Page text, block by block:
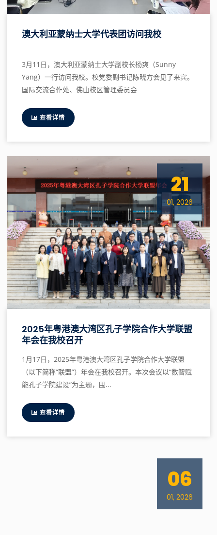
澳大利亚蒙纳士大学代表团访问我校
3月11日，澳大利亚蒙纳士大学副校长杨爽（Sunny
Yang）一行访问我校。校党委副书记陈晓方会见了来宾。
国际交流合作处、佛山校区管理委员会
查看详情
21
01, 2026
2025年粤港澳大湾区孔子学院合作大学联盟
年会在我校召开
1月17日，2025年粤港澳大湾区孔子学院合作大学联盟
（以下简称“联盟”）年会在我校召开。本次会议以“数智赋
能孔子学院建设”为主题，围...
查看详情
06
01, 2026